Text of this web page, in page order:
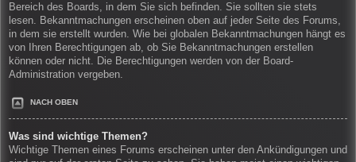
Bereich des Boards, in dem Sie sich befinden. Sie sollten sie stets
lesen. Bekanntmachungen erscheinen oben auf jeder Seite des Forums,
in dem sie erstellt wurden. Wie bei globalen Bekanntmachungen hängt es
von Ihren Berechtigungen ab, ob Sie Bekanntmachungen erstellen
können oder nicht. Die Berechtigungen werden von der Board-
Administration vergeben.
NACH OBEN
Was sind wichtige Themen?
Wichtige Themen eines Forums erscheinen unter den Ankündigungen und